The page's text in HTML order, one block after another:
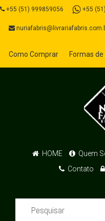
+55 (51) 999859056 +55
Como Comprar Formas
HOME Quem
Contato